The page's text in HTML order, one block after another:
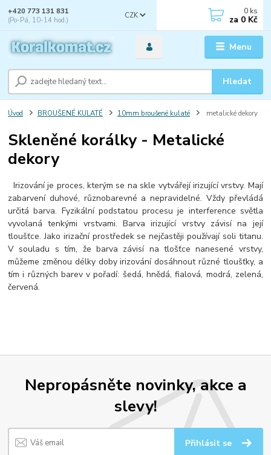
Menu
CZK
Hledat
+420 773 131 831
(Po-Pá, 10-14 hod.)
0 ks
za 0 Kč
Úvod BROUŠENÉ KULATÉ 10mm broušené kulaté metalické dekory
Skleněné korálky - Metalické
dekory
Irizování je proces, kterým se na skle vytvářejí irizující vrstvy. Mají
zabarvení duhové, různobarevné a nepravidelné. Vždy převládá
určitá barva. Fyzikální podstatou procesu je interference světla
vyvolaná tenkými vrstvami. Barva irizující vrstvy závisí na její
tloušťce. Jako irizační prostředek se nejčastěji používají soli titanu.
V souladu s tím, že barva závisí na tlošťce nanesené vrstvy,
můžeme změnou délky doby irizování dosáhnout různé tloušťky, a
tím i různých barev v pořadí: šedá, hnědá, fialová, modrá, zelená,
červená.
Nepropásněte novinky, akce a
slevy!
Přihlásit se